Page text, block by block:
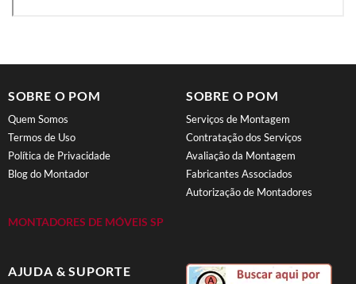
SOBRE O POM
Quem Somos
Termos de Uso
Política de Privacidade
Blog do Montador
MONTADORES DE MÓVEIS SP
SOBRE O POM
Serviços de Montagem
Contratação dos Serviços
Avaliação da Montagem
Fabricantes Associados
Autorização de Montadores
AJUDA & SUPORTE